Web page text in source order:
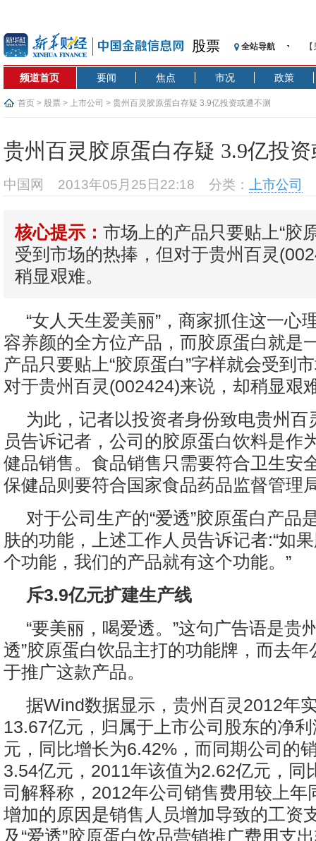
股票 全站导航
记
央
沥
频道首页 要闻 焦点 市况 政策
首页 > 股票 > 上市公司 > 贵州百灵胶原蛋白存疑 3.9亿投资或遭不测
贵州百灵胶原蛋白存疑 3.9亿投
中国网 2013年05月25日22:18 分类： 上市公司
核心提示： 市场上的产品只要贴上“胶
受到市场的热捧，但对于贵州百灵
稍显艰难。
“女人天生爱美丽”，商家抓住这一心
容养颜的全方位产品，而胶原蛋白就是
产品只要贴上“胶原蛋白”字样就会受到
对于贵州百灵(002424)来说，却稍显艰
为此，记者以投资者身份致电贵州百
员告诉记者，公司的胶原蛋白饮料是作
健品销售。食品销售只需要符合卫生安
保健品则要符合国家食品药品监督管理
对于公司生产的“爱透”胶原蛋白产品
肤的功能，上述工作人员告诉记者:“如
个功能，我们的产品就有这个功能。”
斥3.9亿元扩建生产线
“要美丽，喝爱透。”这句广告语是贵
透”胶原蛋白饮品主打的功能牌，而去
于推广这款产品。
据Wind数据显示，贵州百灵2012年
13.67亿元，归属于上市公司股东的净
元，同比增长为6.42%，而同期公司的
3.54亿元，2011年该值为2.62亿元，同
司解释称，2012年公司销售费用较上年
增加的原因是销售人员增加导致的工资
及“爱透”胶原蛋白饮品营销推广费用支